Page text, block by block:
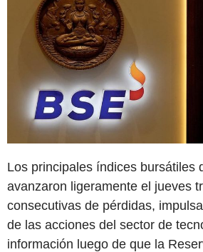
Los principales índices bursátiles
avanzaron ligeramente el jueves
consecutivas de pérdidas,
de las acciones del sector de
información luego de que la